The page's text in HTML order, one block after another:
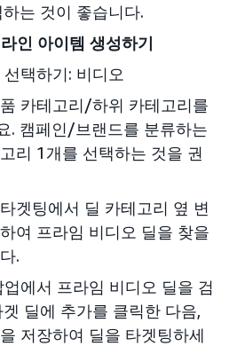
는 것이 좋습니다.
인 아이템 생성하기
택하기: 비디오
카테고리/하위 카테고리를
. 캠페인/브랜드를 분류하는
리 1개를 선택하는 것을 권
겟팅에서 딜 카테고리 옆 변
여 프라임 비디오 딜을 찾을
.
업에서 프라임 비디오 딜을 검
딜에 추가를 클릭한 다음,
저장하여 딜을 타겟팅하세